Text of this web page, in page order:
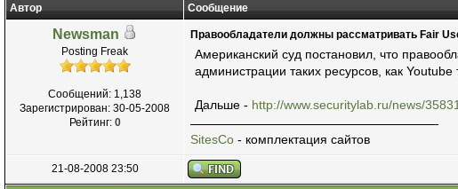
Автор Сообщение
Newsman
Posting Freak
Сообщений: 1,138
Зарегистрирован: 30-05-2008
Рейтинг: 0
Правообладатели должны рассматривать Fair
Американский суд постановил, что
администрации таких ресурсов, как
Дальше - http://www.securitylab.ru/news/
SitesCo - комплектация сайтов
21-08-2008 23:50